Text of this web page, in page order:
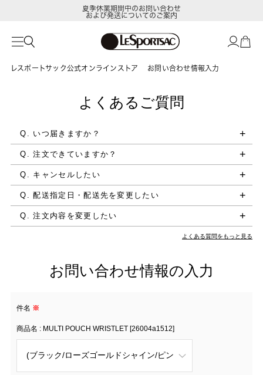
夏季休業期間中のお問い合わせ
および発送についてのご案内
レスポートサック公式オンラインストア お問い合わせ情報入力
よくあるご質問
Q. いつ届きますか？
Q. 注文できていますか？
Q. キャンセルしたい
Q. 配送指定日・配送先を変更したい
Q. 注文内容を変更したい
よくある質問をもっと見る
お問い合わせ情報の入力
件名 ※
商品名 : MULTI POUCH WRISTLET [26004a1512]